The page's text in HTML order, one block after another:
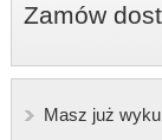
Zamów
Masz już